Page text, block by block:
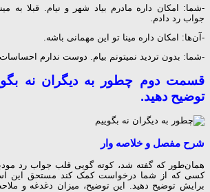
-شما: امکان داره مادرم بیاد شهر و نیام. قبلا به
جواب رد دادم.
-آن‌ها: امکان داره مینا تو این مهمانی باشه.
-شما: بدون تردید نمیتونم بیام. دوست ندارم
قسمت دوم چطور به دیگران نه
توضیح دهید.
شرح مفصل و خلاصه وار
همان‌طور که گفته شد، کوته گویی قلب جواب رد
کسی که از شما درخواست کمک کند مستحق این
برایش توضیح دهید. این توضیح، میزان دغدغه و